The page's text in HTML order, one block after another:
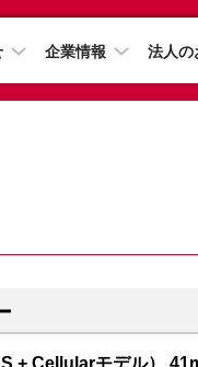
企業情報 法人の
+ Cellularモデル）